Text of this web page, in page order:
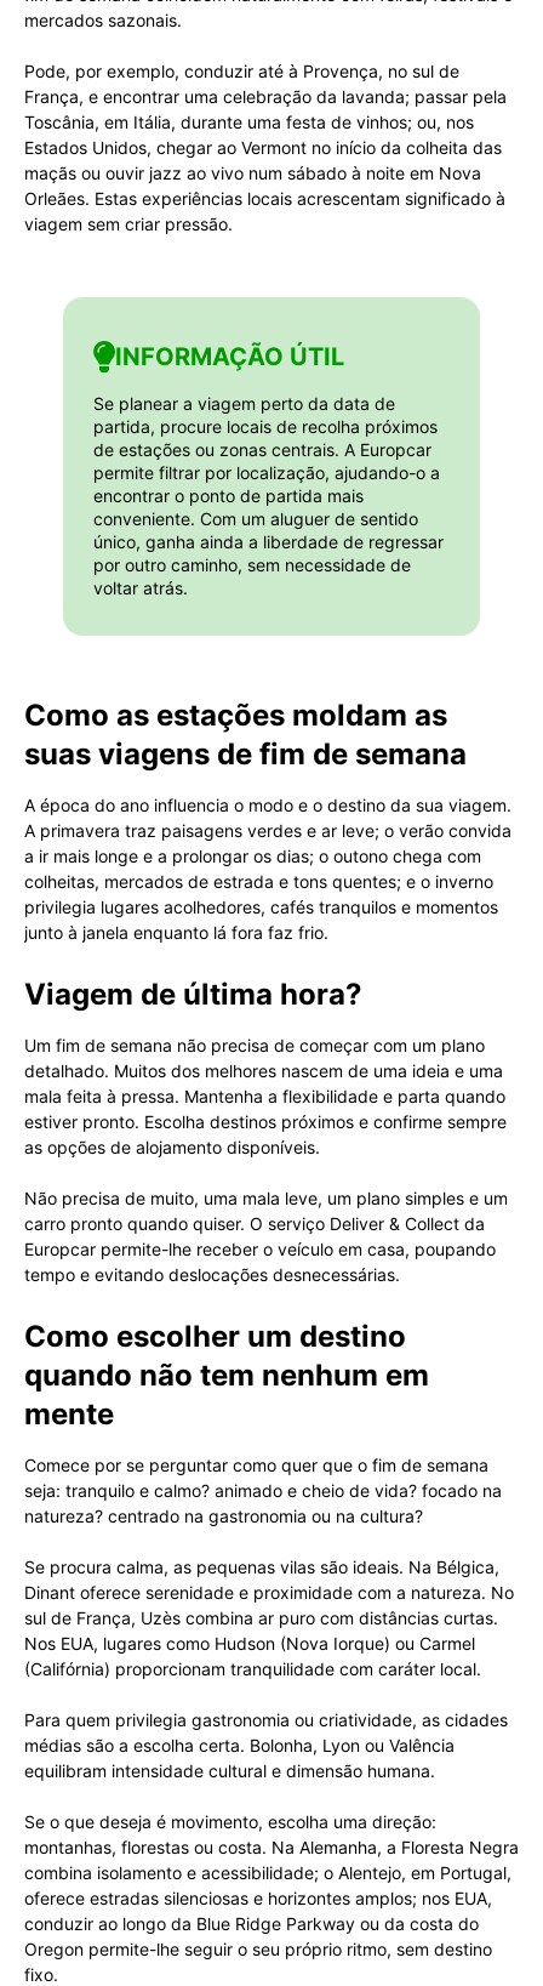
mercados sazonais.
Pode, por exemplo, conduzir até à Provença, no sul de
França, e encontrar uma celebração da lavanda; passar pela
Toscânia, em Itália, durante uma festa de vinhos; ou, nos
Estados Unidos, chegar ao Vermont no início da colheita das
maçãs ou ouvir jazz ao vivo num sábado à noite em Nova
Orleães. Estas experiências locais acrescentam significado à
viagem sem criar pressão.
INFORMAÇÃO ÚTIL
Se planear a viagem perto da data de
partida, procure locais de recolha próximos
de estações ou zonas centrais. A Europcar
permite filtrar por localização, ajudando-o a
encontrar o ponto de partida mais
conveniente. Com um aluguer de sentido
único, ganha ainda a liberdade de regressar
por outro caminho, sem necessidade de
voltar atrás.
Como as estações moldam as
suas viagens de fim de semana
A época do ano influencia o modo e o destino da sua viagem.
A primavera traz paisagens verdes e ar leve; o verão convida
a ir mais longe e a prolongar os dias; o outono chega com
colheitas, mercados de estrada e tons quentes; e o inverno
privilegia lugares acolhedores, cafés tranquilos e momentos
junto à janela enquanto lá fora faz frio.
Viagem de última hora?
Um fim de semana não precisa de começar com um plano
detalhado. Muitos dos melhores nascem de uma ideia e uma
mala feita à pressa. Mantenha a flexibilidade e parta quando
estiver pronto. Escolha destinos próximos e confirme sempre
as opções de alojamento disponíveis.
Não precisa de muito, uma mala leve, um plano simples e um
carro pronto quando quiser. O serviço Deliver & Collect da
Europcar permite-lhe receber o veículo em casa, poupando
tempo e evitando deslocações desnecessárias.
Como escolher um destino
quando não tem nenhum em
mente
Comece por se perguntar como quer que o fim de semana
seja: tranquilo e calmo? animado e cheio de vida? focado na
natureza? centrado na gastronomia ou na cultura?
Se procura calma, as pequenas vilas são ideais. Na Bélgica,
Dinant oferece serenidade e proximidade com a natureza. No
sul de França, Uzès combina ar puro com distâncias curtas.
Nos EUA, lugares como Hudson (Nova Iorque) ou Carmel
(Califórnia) proporcionam tranquilidade com caráter local.
Para quem privilegia gastronomia ou criatividade, as cidades
médias são a escolha certa. Bolonha, Lyon ou Valência
equilibram intensidade cultural e dimensão humana.
Se o que deseja é movimento, escolha uma direção:
montanhas, florestas ou costa. Na Alemanha, a Floresta Negra
combina isolamento e acessibilidade; o Alentejo, em Portugal,
oferece estradas silenciosas e horizontes amplos; nos EUA,
conduzir ao longo da Blue Ridge Parkway ou da costa do
Oregon permite-lhe seguir o seu próprio ritmo, sem destino
fixo.